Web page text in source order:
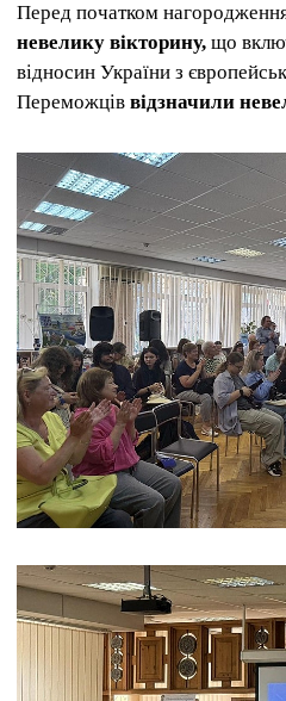
Перед початком
невелику вікторину, що
відносин України з
Переможців відзначили